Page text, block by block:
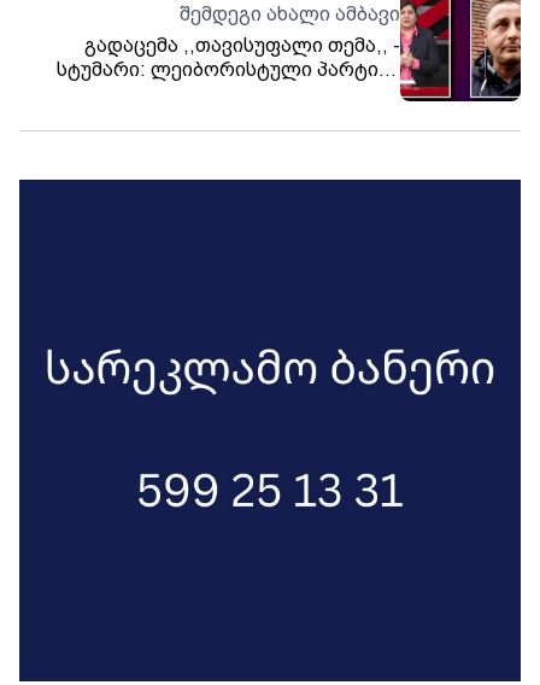
რეაგირების მოთხოვნით
შემდეგი ახალი ამბავი
გადაცემა ,,თავისუფალი თემა,, -
სტუმარი: ლეიბორისტული პარტიის